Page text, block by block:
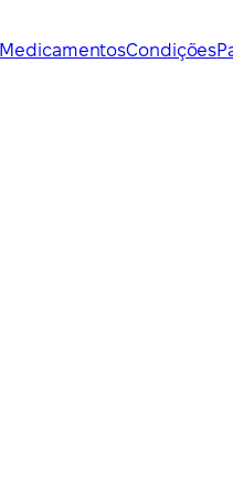
MedicamentosCondições